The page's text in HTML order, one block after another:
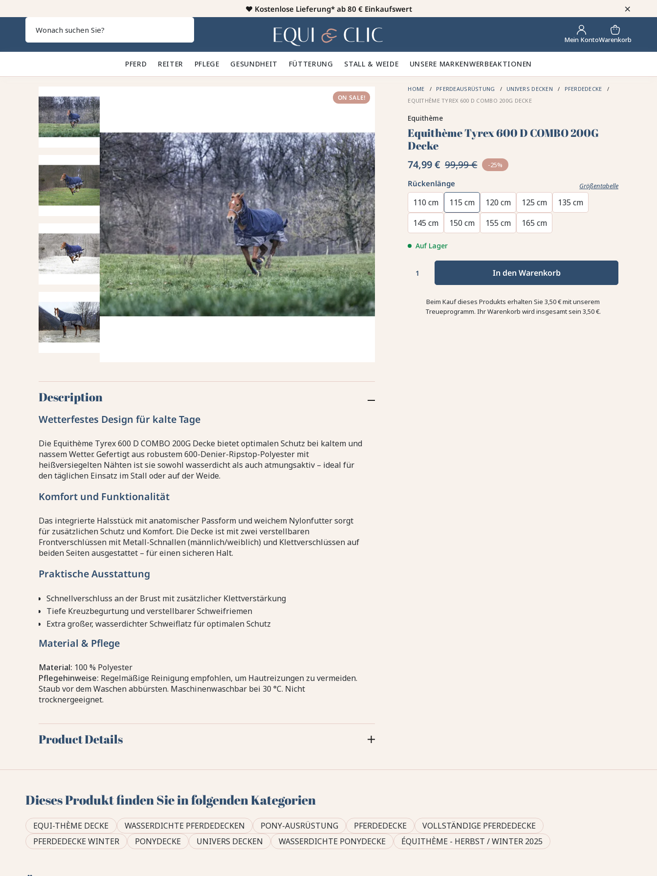
♥️ Kostenlose Lieferung* ab 80 € Einkaufswert ×
Heim Mein KontoWarenkorb
PFERD 🐎 REITER 👕 PFLEGE 🪮 GESUNDHEIT ✨ FÜTTERUNG 🥕 STALL & WEIDE 🍃 UNSERE MARKENWERBEAKTIONEN
ON SALE!
HOME PFERDEAUSRÜSTUNG UNIVERS DECKEN
PFERDEDECKE
EQUITHÈME TYREX 600 D COMBO 200G DECKE
Equithème
Equithème Tyrex 600 D COMBO 200G
Decke
74,99 € 99,99 € -25%
Rückenlänge Größentabelle
110 cm 115 cm 120 cm 125 cm
135 cm
145 cm
150 cm 155 cm 165 cm
Auf Lager
In den Warenkorb
Beim Kauf dieses Produkts erhalten Sie3,50 €mit unserem
Treueprogramm. Ihr Warenkorb wird insgesamt sein3,50 €.
Description
Wetterfestes Design für kalte Tage
Die Equithème Tyrex 600 D COMBO 200G Decke bietet optimalen Schutz bei kaltem und
nassem Wetter. Gefertigt aus robustem 600-Denier-Ripstop-Polyester mit
heißversiegelten Nähten ist sie sowohl wasserdicht als auch atmungsaktiv – ideal für
den täglichen Einsatz im Stall oder auf der Weide.
Komfort und Funktionalität
Das integrierte Halsstück mit anatomischer Passform und weichem Nylonfutter sorgt
für zusätzlichen Schutz und Komfort. Die Decke ist mit zwei verstellbaren
Frontverschlüssen mit Metall-Schnallen (männlich/weiblich) und Klettverschlüssen auf
beiden Seiten ausgestattet – für einen sicheren Halt.
Praktische Ausstattung
Schnellverschluss an der Brust mit zusätzlicher Klettverstärkung
Tiefe Kreuzbegurtung und verstellbarer Schweifriemen
Extra großer, wasserdichter Schweiflatz für optimalen Schutz
Material & Pflege
Material: 100 % Polyester
Pflegehinweise: Regelmäßige Reinigung empfohlen, um Hautreizungen zu vermeiden.
Staub vor dem Waschen abbürsten. Maschinenwaschbar bei 30 °C. Nicht
trocknergeeignet.
Product Details
Dieses Produkt finden Sie in folgenden Kategorien
EQUI-THÈME DECKE WASSERDICHTE PFERDEDECKEN PONY-AUSRÜSTUNG PFERDEDECKE
VOLLSTÄNDIGE PFERDEDECKE
PFERDEDECKE WINTER
PONYDECKE UNIVERS DECKEN WASSERDICHTE PONYDECKE ÉQUITHÈME - HERBST / WINTER 2025